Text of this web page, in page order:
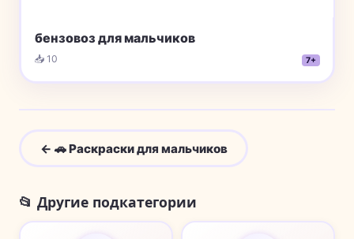
бензовоз для мальчиков
📥 10 7+
← 🚗 Раскраски для мальчиков
📂 Другие подкатегории